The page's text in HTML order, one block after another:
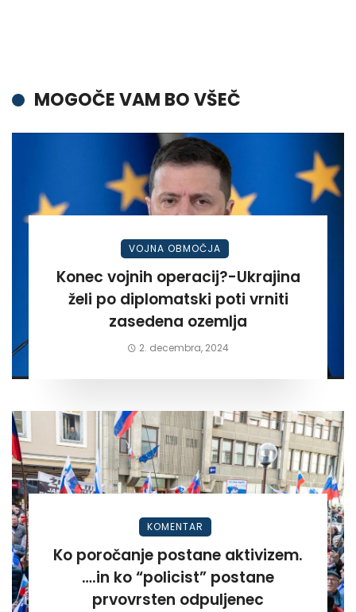
MOGOČE VAM BO VŠEČ
VOJNA OBMOČJA
Konec vojnih operacij?-Ukrajina
želi po diplomatski poti vrniti
zasedena ozemlja
2. decembra, 2024
KOMENTAR
Ko poročanje postane aktivizem.
….in ko “policist” postane
prvovrsten odpuljenec